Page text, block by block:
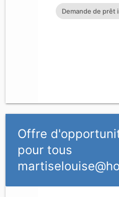
Demande de prêt
Offre
pour tous